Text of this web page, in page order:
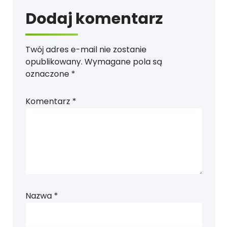
Dodaj komentarz
Twój adres e-mail nie zostanie
opublikowany. Wymagane pola są
oznaczone *
Komentarz *
Nazwa *